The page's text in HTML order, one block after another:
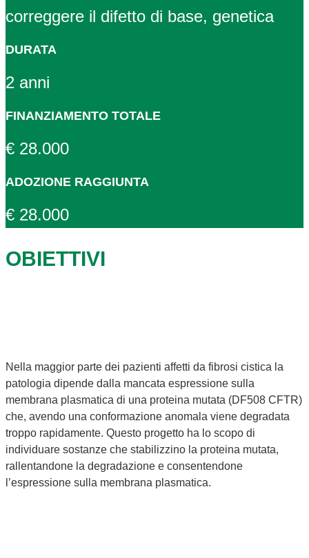
correggere il difetto di base, genetica
DURATA
2 anni
FINANZIAMENTO TOTALE
€ 28.000
ADOZIONE RAGGIUNTA
€ 28.000
OBIETTIVI
Nella maggior parte dei pazienti affetti da fibrosi cistica la
patologia dipende dalla mancata espressione sulla
membrana plasmatica di una proteina mutata (DF508 CFTR)
che, avendo una conformazione anomala viene degradata
troppo rapidamente. Questo progetto ha lo scopo di
individuare sostanze che stabilizzino la proteina mutata,
rallentandone la degradazione e consentendone
l’espressione sulla membrana plasmatica.